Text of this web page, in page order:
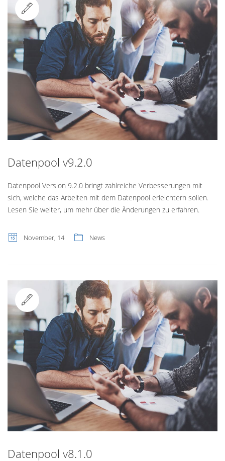
Standard
Datenpool v9.2.0
Datenpool Version 9.2.0 bringt zahlreiche Verbesserungen mit
sich, welche das Arbeiten mit dem Datenpool erleichtern sollen.
Lesen Sie weiter, um mehr über die Änderungen zu erfahren.
November, 14 News
Standard
Datenpool v8.1.0